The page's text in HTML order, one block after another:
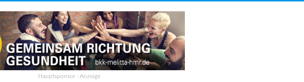
Hauptsponsor - Anzeige